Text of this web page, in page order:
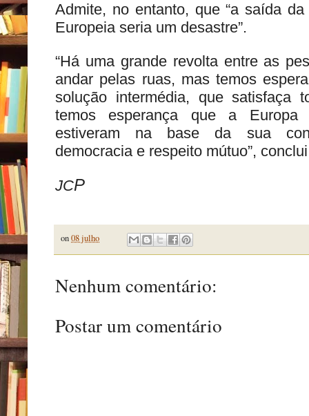
Admite, no entanto, que “a saída
Europeia seria um desastre”.
“Há uma grande revolta entre as
andar pelas ruas, mas temos
solução intermédia, que satisfaça
temos esperança que a Europa
estiveram na base da sua
democracia e respeito mútuo”,
JCP
on08 julho
Nenhum comentário:
Postar um comentário